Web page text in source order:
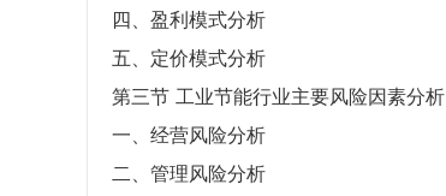
四、盈利模式分析
五、定价模式分析
第三节 工业节能行业主要风险因素分析
一、经营风险分析
二、管理风险分析